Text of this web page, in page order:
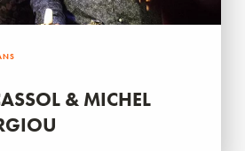
& MICHEL